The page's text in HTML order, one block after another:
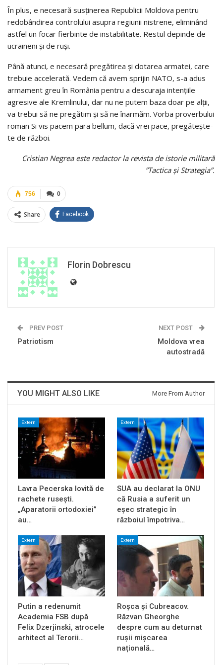
În plus, e necesară susţinerea Republicii Moldova pentru
redobândirea controlului asupra regiunii nistrene, eliminând
astfel un focar fierbinte de instabilitate. Restul depinde de
ucraineni şi de ruşi.
Până atunci, e necesară pregătirea şi dotarea armatei, care
trebuie accelerată. Vedem că avem sprijin NATO, s-a adus
armament greu în România pentru a descuraja intenţiile
agresive ale Kremlinului, dar nu ne putem baza doar pe alţii,
va trebui să ne pregătim şi să ne înarmăm. Vorba proverbului
roman Si vis pacem para bellum, dacă vrei pace, pregăteşte-
te de război.
Cristian Negrea este redactor la revista de istorie militară
”Tactica şi Strategia”.
0
756
Share Facebook
Florin Dobrescu
PREV POST
Patriotism
NEXT POST
Moldova vrea
autostradă
YOU MIGHT ALSO LIKE More From Author
Extern
Lavra Pecerska lovită de
rachete rusești.
„Aparatorii ortodoxiei”
au…
Extern
SUA au declarat la ONU
că Rusia a suferit un
eșec strategic în
războiul împotriva…
Extern
Putin a redenumit
Academia FSB după
Felix Dzerjinski, atrocele
arhitect al Terorii…
Extern
Roșca și Cubreacov.
Răzvan Gheorghe
despre cum au deturnat
rușii mișcarea
națională…